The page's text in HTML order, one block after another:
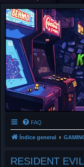
FAQ
Índice general
RESIDENT EVIL